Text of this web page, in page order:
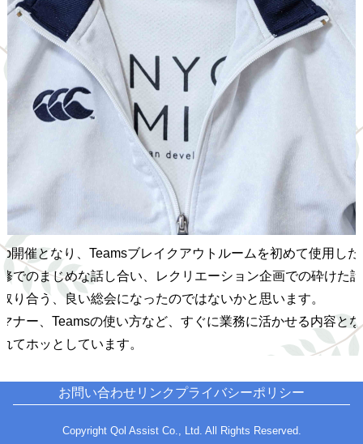
開催となり、Teamsブレイクアウトルームを初めて使用し
でのまじめな話し合い、レクリエーション企画での砕けた
り合う、良い総会になったのではないかと思います。
ナー、Teamsの使い方など、すぐに業務に活かせる内容と
てホッとしています。
お問い合わせリンク プライバシーポリシー
Copyright Qol Assist Co., Ltd. All Rights Reserved.